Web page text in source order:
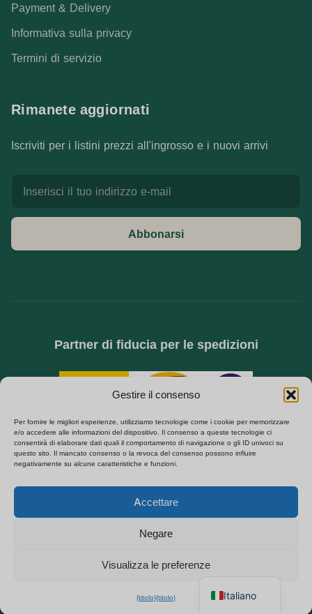
Gestire il consenso
Per fornire le migliori esperienze, utilizziamo tecnologie come i cookie per memorizzare
e/o accedere alle informazioni del dispositivo. Il consenso a queste tecnologie ci
consentirà di elaborare dati quali il comportamento di navigazione o gli ID univoci su
questo sito. Il mancato consenso o la revoca del consenso possono influire
negativamente su alcune caratteristiche e funzioni.
Accettare
Negare
Visualizza le preferenze
{titolo}{titolo}
Payment & Delivery
Informativa sulla privacy
Termini di servizio
Rimanete aggiornati
Iscriviti per i listini prezzi all'ingrosso e i nuovi arrivi
Abbonarsi
Partner di fiducia per le spedizioni
SPECIALIZZATI NELL'APPROVVIGIONAMENTO B2B DI TELECAMERE NASCOSTE,
DIRETTA DALLA FABBRICA IN EUROPA.
© Copyright 2026 | Tutti i diritti riservati | Powered by QZT
Consegna sicura in tutto il mondo
Garanzia di 1 anno
×
Ottieni il listino prezzi B2B
Chatta per un preventivo
Italiano